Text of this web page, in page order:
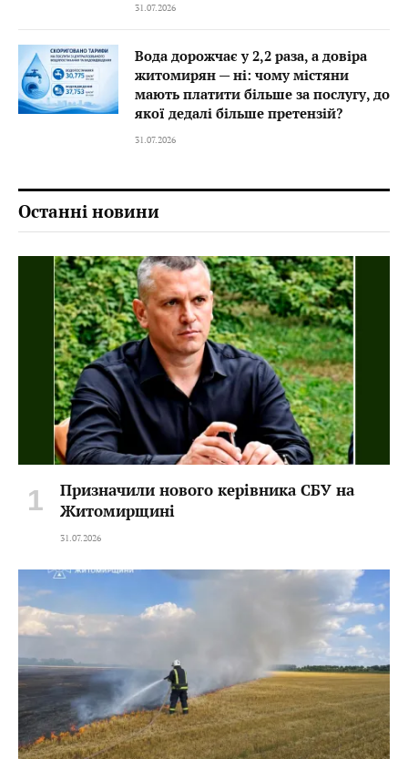
31.07.2026
Вода дорожчає у 2,2 раза, а довіра
житомирян — ні: чому містяни
мають платити більше за послугу, до
якої дедалі більше претензій?
31.07.2026
Останні новини
Призначили нового керівника СБУ на
Житомирщині
31.07.2026